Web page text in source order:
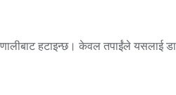
हटाइन्छ। केवल तपाईंले यसलाई